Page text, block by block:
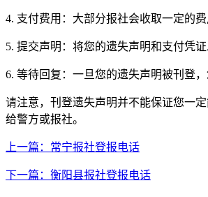
4. 支付费用：大部分报社会收取一定的
5. 提交声明：将您的遗失声明和支付凭
6. 等待回复：一旦您的遗失声明被刊登
请注意，刊登遗失声明并不能保证您一
给警方或报社。
上一篇：常宁报社登报电话
下一篇：衡阳县报社登报电话